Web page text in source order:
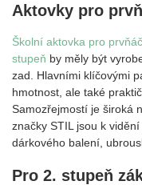
Aktovky pro
Školní aktovka pro
stupeň by měly být
zad. Hlavními klíčovými
hmotnost, ale také
Samozřejmostí je široká
značky STIL jsou k
dárkového balení,
Pro 2. stupeň